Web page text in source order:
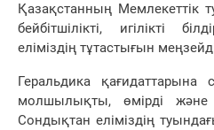
Қазақстанның
бейбітшілікті, игілікті
еліміздің тұтастығын
Геральдика
молшылықты, өмірді және
Сондықтан еліміздің